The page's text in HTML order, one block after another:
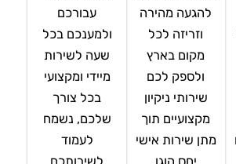
להגעה מהירה
וזריזה לכל
מקום בארץ
ולספק לכם
שירותי ניקיון
מקצועיים תוך
מתן שירות אישי
יחס הוגן
עבורכם
ולמענכם בכל
שעה לשירות
מיידי ומקצועי
בכל צורך
שלכם, נשמח
לעמוד
לשירותכם